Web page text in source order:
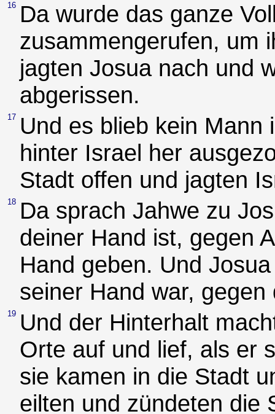
16 Da wurde das ganze
zusammengerufen, um
jagten Josua nach und
abgerissen.
17 Und es blieb kein Mann
hinter Israel her
Stadt offen und jagten
18 Da sprach Jahwe zu
deiner Hand ist, gegen
Hand geben. Und
seiner Hand war,
19 Und der Hinterhalt
Orte auf und lief, als er
sie kamen in die Stadt
eilten und zündeten die